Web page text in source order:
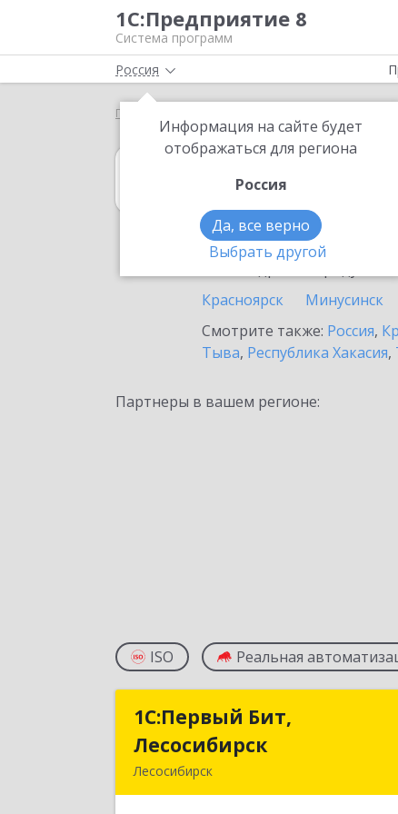
1С:Предприятие 8
Система программ
Россия
Информация на сайте будет
отображаться для региона
Россия
Да, все верно
Выбрать другой
Главная
1С:Гаражи
в Лесосибирске
Ознакомьтесь с
Красноярск
Минусинск
Смотрите также: Россия,
Тыва, Республика Хакасия,
Партнеры в вашем регионе:
ISO Реальная
1С:Первый Бит,
Лесосибирск
Лесосибирск
1С:Первый Бит,